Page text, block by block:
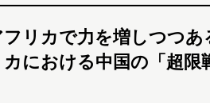
リカで力を増しつつあ
における中国の「超限